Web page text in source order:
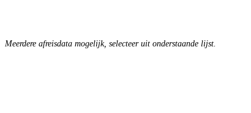
Meerdere afreisdata mogelijk, selecteer uit onderstaande lijst.